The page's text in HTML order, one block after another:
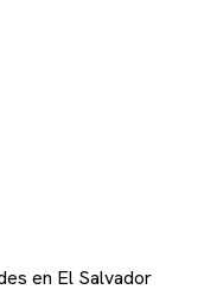
en El Salvador